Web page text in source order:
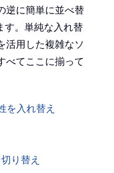
逆に簡単に並べ替
す。単純な入れ替
活用した複雑なソ
べてここに揃って
を入れ替え
り替え